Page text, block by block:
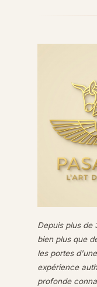
Depuis plus de
bien plus que
les portes
expérience
profonde